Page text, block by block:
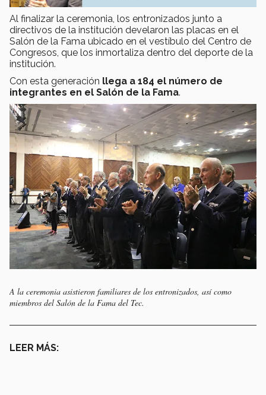
Al finalizar la ceremonia, los entronizados junto a
directivos de la institución develaron las placas en el
Salón de la Fama ubicado en el vestíbulo del Centro de
Congresos, que los inmortaliza dentro del deporte de la
institución.
Con esta generación llega a 184 el número de
integrantes en el Salón de la Fama.
A la ceremonia asistieron familiares de los entronizados, así como
miembros del Salón de la Fama del Tec.
LEER MÁS: